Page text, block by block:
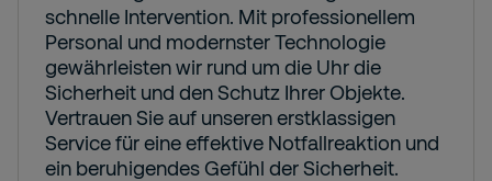
schnelle Intervention. Mit professionellem
Personal und modernster Technologie
gewährleisten wir rund um die Uhr die
Sicherheit und den Schutz Ihrer Objekte.
Vertrauen Sie auf unseren erstklassigen
Service für eine effektive Notfallreaktion und
ein beruhigendes Gefühl der Sicherheit.